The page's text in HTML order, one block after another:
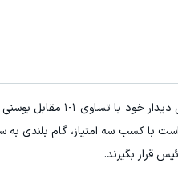
به گزارش ورزش سه،
با کسب سه امتیاز، گام بلندی
قرار بگیرند.